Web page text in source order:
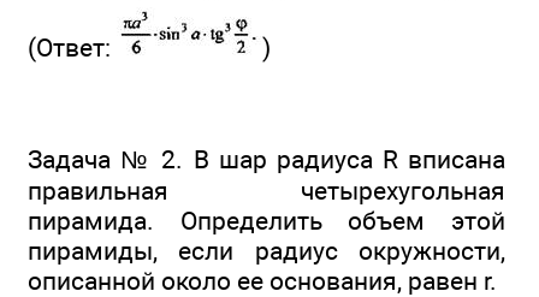
(Ответ: )
Задача № 2. В шар радиуса R вписана
правильная четырехугольная
пирамида. Определить объем этой
пирамиды, если радиус окружности,
описанной около ее основания, равен r.